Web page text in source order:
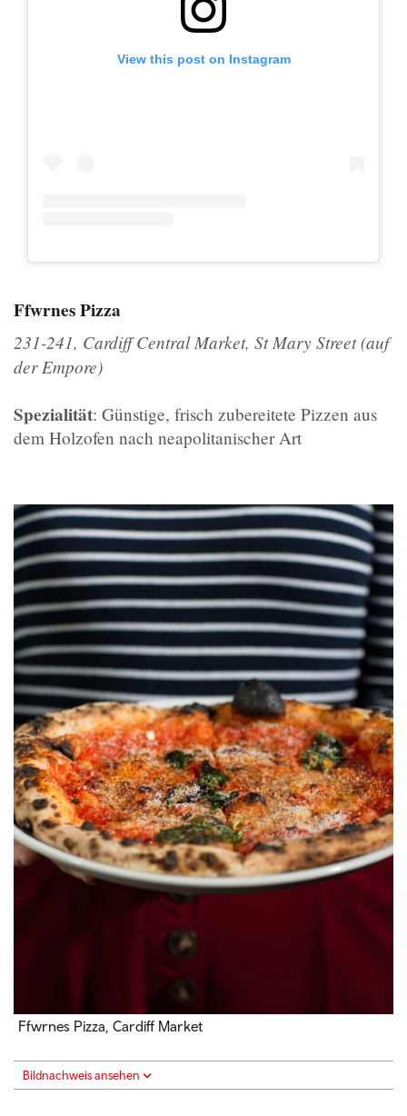
View this post on Instagram
Ffwrnes Pizza
231-241, Cardiff Central Market, St Mary Street (auf
der Empore)
Spezialität: Günstige, frisch zubereitete Pizzen aus
dem Holzofen nach neapolitanischer Art
Ffwrnes Pizza, Cardiff Market
Bildnachweis ansehen